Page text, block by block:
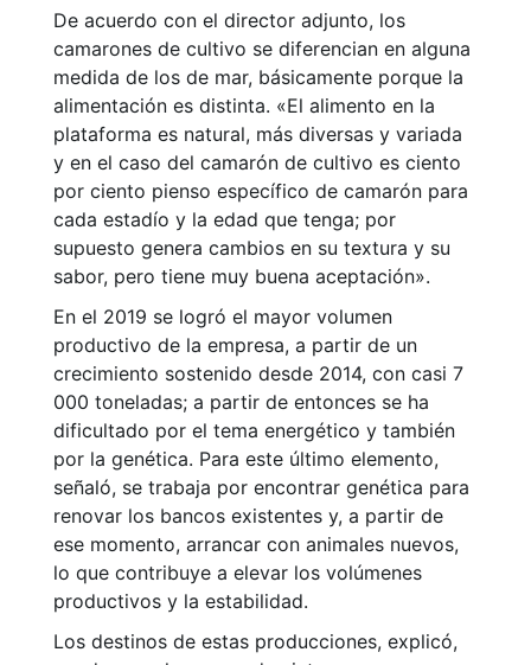
De acuerdo con el director adjunto, los
camarones de cultivo se diferencian en alguna
medida de los de mar, básicamente porque la
alimentación es distinta. «El alimento en la
plataforma es natural, más diversas y variada
y en el caso del camarón de cultivo es ciento
por ciento pienso específico de camarón para
cada estadío y la edad que tenga; por
supuesto genera cambios en su textura y su
sabor, pero tiene muy buena aceptación».
En el 2019 se logró el mayor volumen
productivo de la empresa, a partir de un
crecimiento sostenido desde 2014, con casi 7
000 toneladas; a partir de entonces se ha
dificultado por el tema energético y también
por la genética. Para este último elemento,
señaló, se trabaja por encontrar genética para
renovar los bancos existentes y, a partir de
ese momento, arrancar con animales nuevos,
lo que contribuye a elevar los volúmenes
productivos y la estabilidad.
Los destinos de estas producciones, explicó,